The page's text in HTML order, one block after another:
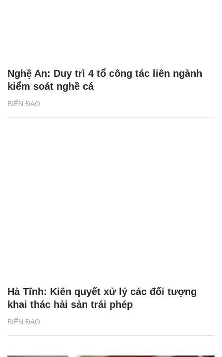
BIỂN ĐẢO
Nghệ An: Duy trì 4 tổ công tác liên ngành
kiểm soát nghề cá
BIỂN ĐẢO
Hà Tĩnh: Kiên quyết xử lý các đối tượng
khai thác hải sản trái phép